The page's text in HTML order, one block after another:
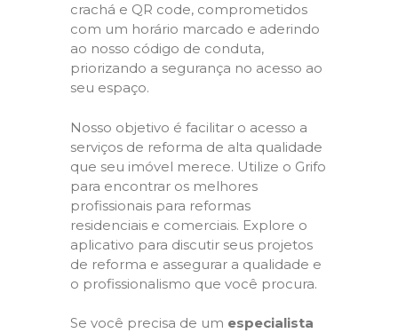
crachá e QR code, comprometidos
com um horário marcado e aderindo
ao nosso código de conduta,
priorizando a segurança no acesso ao
seu espaço.
Nosso objetivo é facilitar o acesso a
serviços de reforma de alta qualidade
que seu imóvel merece. Utilize o Grifo
para encontrar os melhores
profissionais para reformas
residenciais e comerciais. Explore o
aplicativo para discutir seus projetos
de reforma e assegurar a qualidade e
o profissionalismo que você procura.
Se você precisa de um especialista